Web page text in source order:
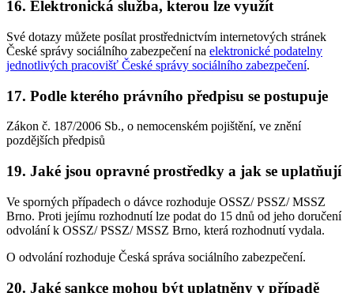
16. Elektronická služba, kterou lze využít
Své dotazy můžete posílat prostřednictvím internetových stránek
České správy sociálního zabezpečení na elektronické podatelny
jednotlivých pracovišť České správy sociálního zabezpečení.
17. Podle kterého právního předpisu se postupuje
Zákon č. 187/2006 Sb., o nemocenském pojištění, ve znění
pozdějších předpisů
19. Jaké jsou opravné prostředky a jak se uplatňují
Ve sporných případech o dávce rozhoduje OSSZ/ PSSZ/ MSSZ
Brno. Proti jejímu rozhodnutí lze podat do 15 dnů od jeho doručení
odvolání k OSSZ/ PSSZ/ MSSZ Brno, která rozhodnutí vydala.
O odvolání rozhoduje Česká správa sociálního zabezpečení.
20. Jaké sankce mohou být uplatněny v případě